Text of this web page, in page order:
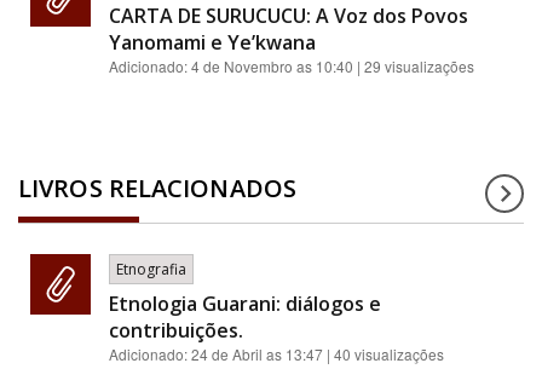
CARTA DE SURUCUCU: A Voz dos Povos
Yanomami e Ye’kwana
Adicionado:4 de Novembro as 10:40 | 29 visualizações
LIVROS RELACIONADOS
Etnografia
Etnologia Guarani: diálogos e
contribuições.
Adicionado:24 de Abril as 13:47 | 40 visualizações